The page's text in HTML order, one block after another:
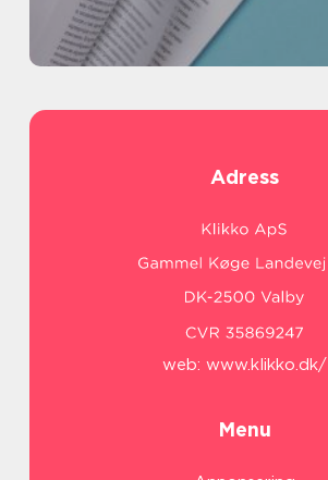
Adress
web: www.klikko.dk/
Menu